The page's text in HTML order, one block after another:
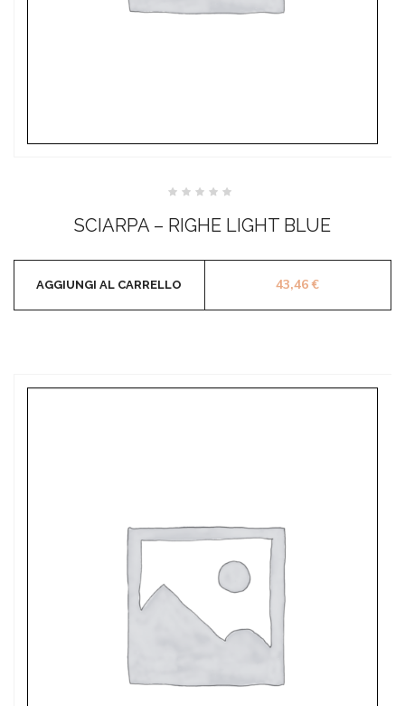
su
5
SCIARPA – RIGHE LIGHT BLUE
43,46€
AGGIUNGI AL CARRELLO